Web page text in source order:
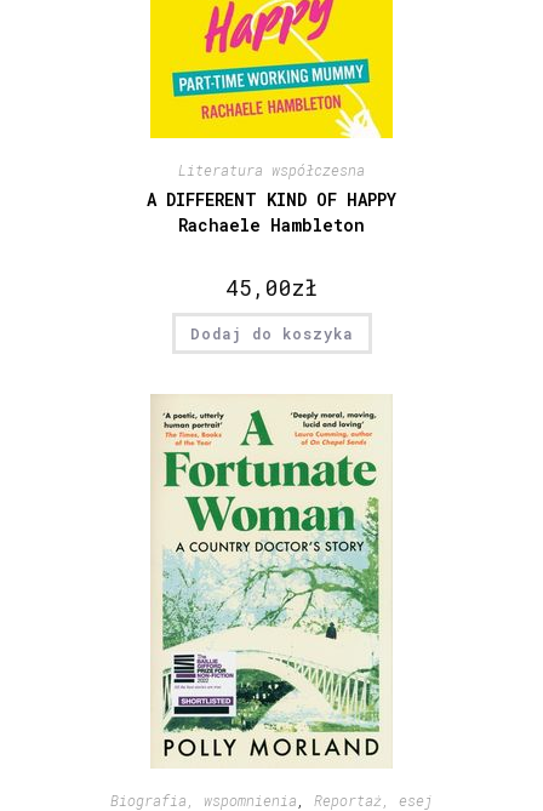
Literatura współczesna
A DIFFERENT KIND OF HAPPY
Rachaele Hambleton
45,00zł
Dodaj do koszyka
Biografia, wspomnienia Reportaż, esej